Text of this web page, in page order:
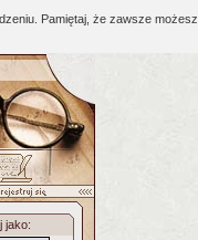
Pamiętaj, że zawsze możesz
jako: